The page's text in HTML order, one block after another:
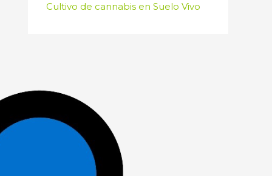
Cultivo de cannabis en Suelo Vivo